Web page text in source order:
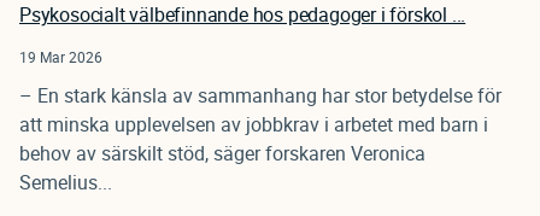
Psykosocialt välbefinnande hos pedagoger i förskol ...
19 Mar 2026
– En stark känsla av sammanhang har stor betydelse för
att minska upplevelsen av jobbkrav i arbetet med barn i
behov av särskilt stöd, säger forskaren Veronica
Semelius...